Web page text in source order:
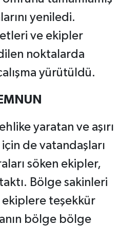
yeniledi.
ve ekipler
noktalarda
yürütüldü.
yaratan ve aşırı
de vatandaşları
söken ekipler,
Bölge sakinleri
ekiplere teşekkür
bölge bölge